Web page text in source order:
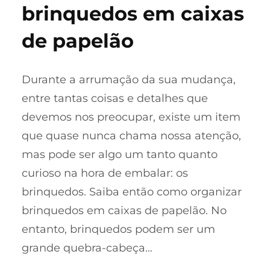
brinquedos em caixas
de papelão
Durante a arrumação da sua mudança,
entre tantas coisas e detalhes que
devemos nos preocupar, existe um item
que quase nunca chama nossa atenção,
mas pode ser algo um tanto quanto
curioso na hora de embalar: os
brinquedos. Saiba então como organizar
brinquedos em caixas de papelão. No
entanto, brinquedos podem ser um
grande quebra-cabeça…